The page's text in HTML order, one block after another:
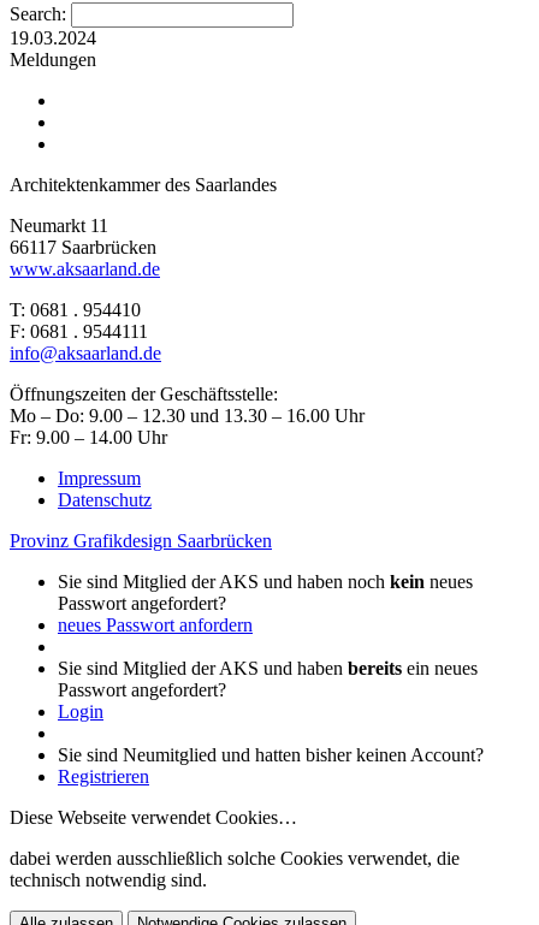
Search:
19.03.2024
Meldungen
Architektenkammer des Saarlandes
Neumarkt 11
66117 Saarbrücken
www.aksaarland.de
T: 0681 . 954410
F: 0681 . 9544111
info@aksaarland.de
Öffnungszeiten der Geschäftsstelle:
Mo – Do: 9.00 – 12.30 und 13.30 – 16.00 Uhr
Fr: 9.00 – 14.00 Uhr
Impressum
Datenschutz
Provinz Grafikdesign Saarbrücken
Sie sind Mitglied der AKS und haben noch kein neues
Passwort angefordert?
neues Passwort anfordern
Sie sind Mitglied der AKS und haben bereits ein neues
Passwort angefordert?
Login
Sie sind Neumitglied und hatten bisher keinen Account?
Registrieren
Diese Webseite verwendet Cookies…
dabei werden ausschließlich solche Cookies verwendet, die
technisch notwendig sind.